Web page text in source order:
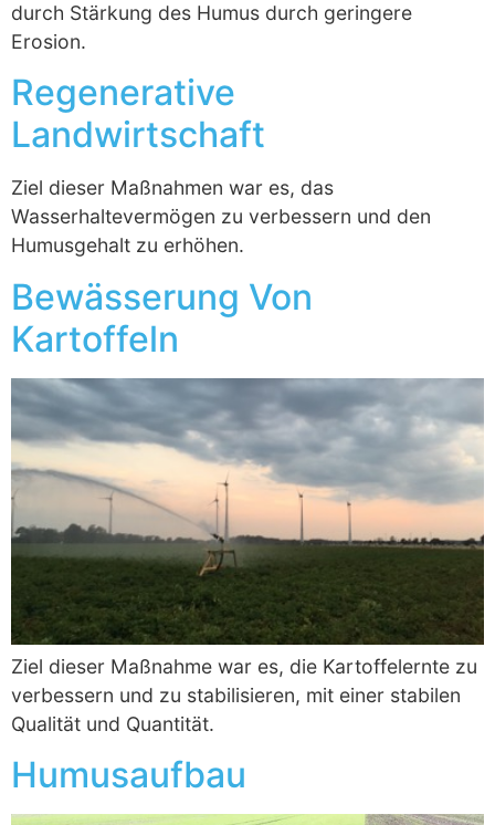
durch Stärkung des Humus durch geringere
Erosion.
Regenerative
Landwirtschaft
Ziel dieser Maßnahmen war es, das
Wasserhaltevermögen zu verbessern und den
Humusgehalt zu erhöhen.
Bewässerung Von
Kartoffeln
Ziel dieser Maßnahme war es, die Kartoffelernte zu
verbessern und zu stabilisieren, mit einer stabilen
Qualität und Quantität.
Humusaufbau